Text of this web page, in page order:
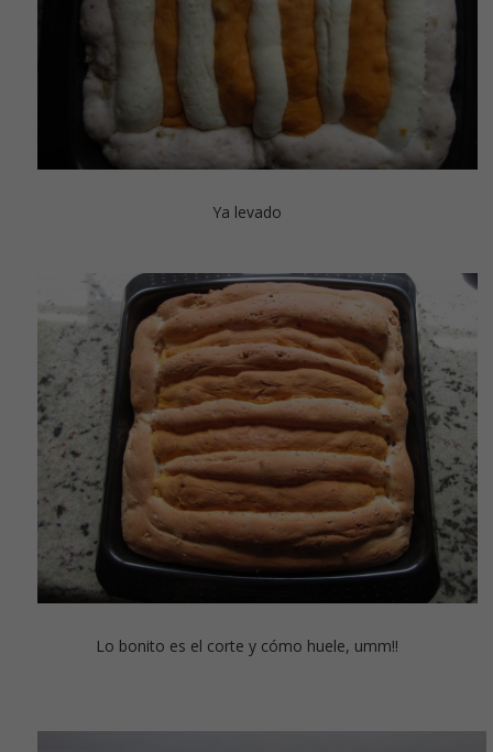
Ya levado
Lo bonito es el corte y cómo huele, umm!!